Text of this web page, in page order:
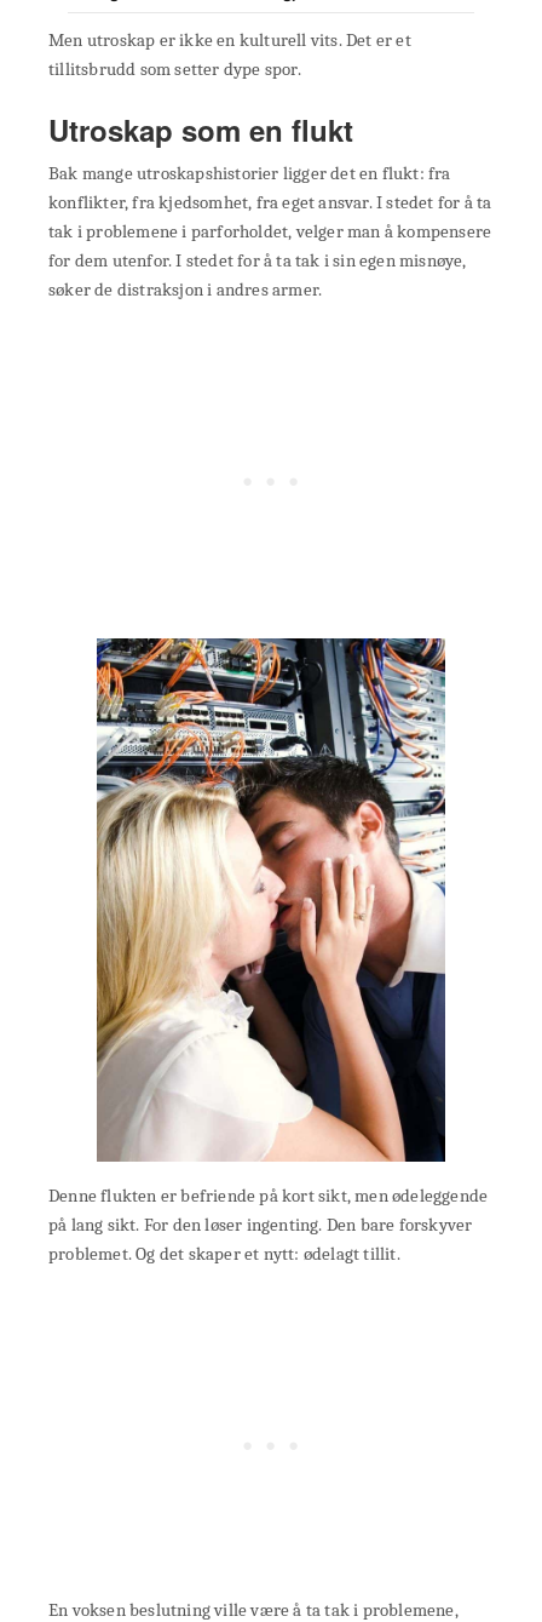
Men utroskap er ikke en kulturell vits. Det er et
tillitsbrudd som setter dype spor.
Utroskap som en flukt
Bak mange utroskapshistorier ligger det en flukt: fra
konflikter, fra kjedsomhet, fra eget ansvar. I stedet for å ta
tak i problemene i parforholdet, velger man å kompensere
for dem utenfor. I stedet for å ta tak i sin egen misnøye,
søker de distraksjon i andres armer.
Denne flukten er befriende på kort sikt, men ødeleggende
på lang sikt. For den løser ingenting. Den bare forskyver
problemet. Og det skaper et nytt: ødelagt tillit.
En voksen beslutning ville være å ta tak i problemene,